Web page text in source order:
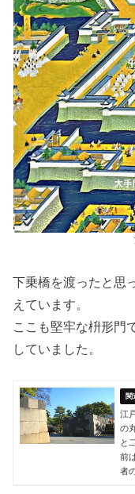
下乗橋を渡ったと思
えています。
ここも堅牢な枡形門
していました。
江
の
と
前
者